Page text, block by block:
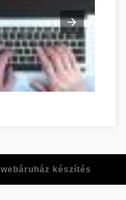
webáruház készítés